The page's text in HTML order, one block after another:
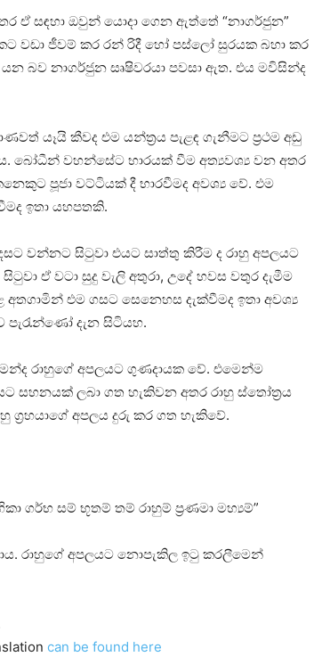
ඒ සඳහා ඔවුන් යොදා ගෙන ඇත්තේ “නාගර්ජුන”
වඩා ජීවම් කර රන් රිදී හෝ පස්‌ලෝ සුරයක බහා කර
බව නාගර්ජුන සෘෂිවරයා පවසා ඇත. එය මවිසින්ද
යෑයි කීවද එම යන්ත්‍රය පැළඳ ගැනීමට ප්‍රථම අඩු
බෝධීන් වහන්සේට භාරයක්‌ වීම අත්‍යවශ්‍ය වන අතර
පූජා වට්‌ටියක්‌ දී භාරවීමද අවශ්‍ය වේ. එම
ඉතා යහපතකි.
වන්නට සිටුවා එයට සාත්තු කිරීම ද රාහු අපලයට
ඒ වටා සුදු වැලි අතුරා, උදේ හවස වතුර දැමීම
එම ගසට සෙනෙහස දැක්‌වීමද ඉතා අවශ්‍ය
දැන සිටියහ.
රාහුගේ අපලයට ගුණදායක වේ. එමෙන්ම
සහනයක්‌ ලබා ගත හැකිවන අතර රාහු ස්‌තෝත්‍රය
ග්‍රහයාගේ අපලය දුරු කර ගත හැකිවේ.
ගර්භ සම් භූතම් තම් රාහුම් ප්‍රණමා මහ්‍යම්”
රාහුගේ අපලයට නොපැකිල ඉටු කරලීමෙන්
can be found here